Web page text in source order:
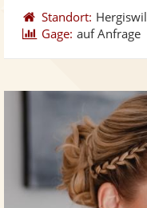
Standort: Hergiswil
Gage: auf Anfrage